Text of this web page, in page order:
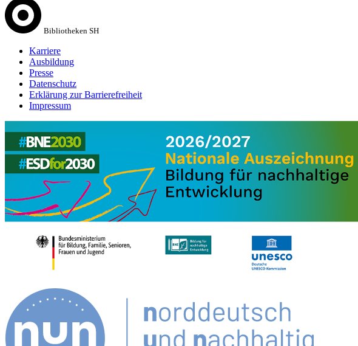
Bibliotheken SH
Karriere
Ausbildung
Presse
Datenschutz
Erklärung zur Barrierefreiheit
Impressum